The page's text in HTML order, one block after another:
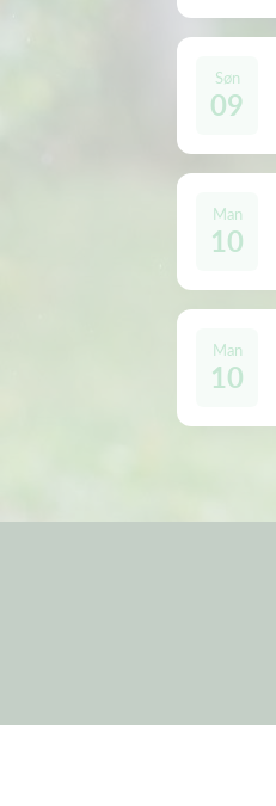
Søn
09
Man
10
Man
10